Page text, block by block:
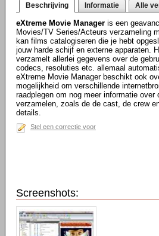
Beschrijving Informatie Alle
eXtreme Movie Manager is een
Movies/TV Series/Acteurs verzameling
kan films catalogiseren die je hebt
jouw harde schijf en externe apparaten.
verzamelt allerlei gegevens over de
codecs, resoluties etc. allemaal
eXtreme Movie Manager beschikt ook
mogelijkheid om verschillende
raadplegen om nog meer informatie over
verzamelen, zoals de de cast, de crew
details.
Stel een correctie voor
Screenshots: